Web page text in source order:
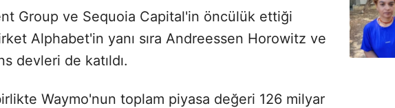
Group ve Sequoia Capital'in öncülük ettiği
Alphabet'in yanı sıra Andreessen Horowitz ve
devleri de katıldı.
Waymo'nun toplam piyasa değeri 126 milyar